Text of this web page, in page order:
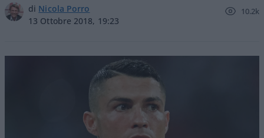
di Nicola Porro
13 Ottobre 2018, 19:23
10.2k